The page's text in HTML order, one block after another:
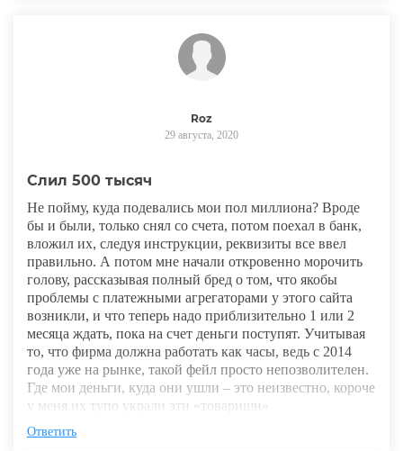
Roz
29 августа, 2020
Слил 500 тысяч
Не пойму, куда подевались мои пол миллиона? Вроде
бы и были, только снял со счета, потом поехал в банк,
вложил их, следуя инструкции, реквизиты все ввел
правильно. А потом мне начали откровенно морочить
голову, рассказывая полный бред о том, что якобы
проблемы с платежными агрегаторами у этого сайта
возникли, и что теперь надо приблизительно 1 или 2
месяца ждать, пока на счет деньги поступят. Учитывая
то, что фирма должна работать как часы, ведь с 2014
года уже на рынке, такой фейл просто непозволителен.
Где мои деньги, куда они ушли – это неизвестно, короче
у меня их тупо украли эти «товарищи»
Ответить